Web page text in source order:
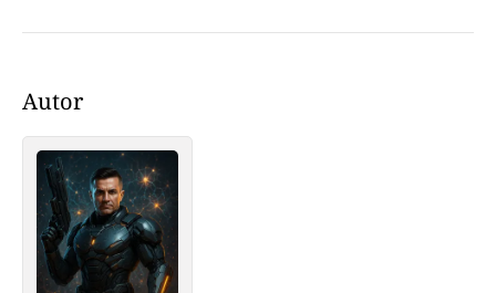
Autor